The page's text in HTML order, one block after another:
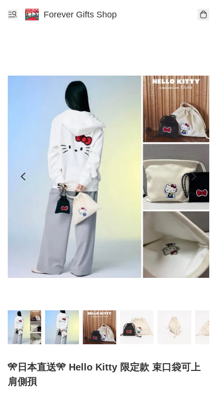
Forever Gifts Shop
🎌日本直送🎌 Hello Kitty 限定款 束口袋可上
肩側孭